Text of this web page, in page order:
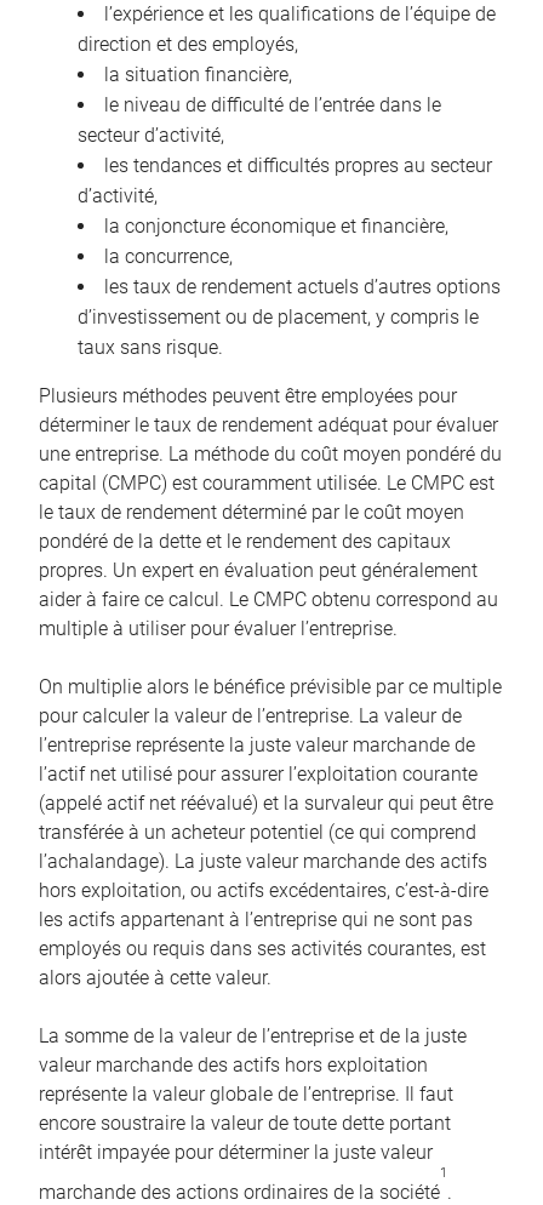
l’expérience et les qualifications de l’équipe de
direction et des employés,
la situation financière,
le niveau de difficulté de l’entrée dans le
secteur d’activité,
les tendances et difficultés propres au secteur
d’activité,
la conjoncture économique et financière,
la concurrence,
les taux de rendement actuels d’autres options
d’investissement ou de placement, y compris le
taux sans risque.
Plusieurs méthodes peuvent être employées pour
déterminer le taux de rendement adéquat pour évaluer
une entreprise. La méthode du coût moyen pondéré du
capital (CMPC) est couramment utilisée. Le CMPC est
le taux de rendement déterminé par le coût moyen
pondéré de la dette et le rendement des capitaux
propres. Un expert en évaluation peut généralement
aider à faire ce calcul. Le CMPC obtenu correspond au
multiple à utiliser pour évaluer l’entreprise.
On multiplie alors le bénéfice prévisible par ce multiple
pour calculer la valeur de l’entreprise. La valeur de
l’entreprise représente la juste valeur marchande de
l’actif net utilisé pour assurer l’exploitation courante
(appelé actif net réévalué) et la survaleur qui peut être
transférée à un acheteur potentiel (ce qui comprend
l’achalandage). La juste valeur marchande des actifs
hors exploitation, ou actifs excédentaires, c’est-à-dire
les actifs appartenant à l’entreprise qui ne sont pas
employés ou requis dans ses activités courantes, est
alors ajoutée à cette valeur.
La somme de la valeur de l’entreprise et de la juste
valeur marchande des actifs hors exploitation
représente la valeur globale de l’entreprise. Il faut
encore soustraire la valeur de toute dette portant
intérêt impayée pour déterminer la juste valeur
marchande des actions ordinaires de la société
1
.